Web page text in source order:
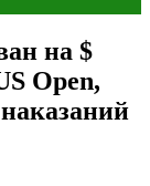
на $
Open,